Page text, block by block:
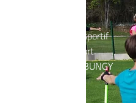
des animateur sportif
d'animations Sport
à partir de l'activité BUNGY